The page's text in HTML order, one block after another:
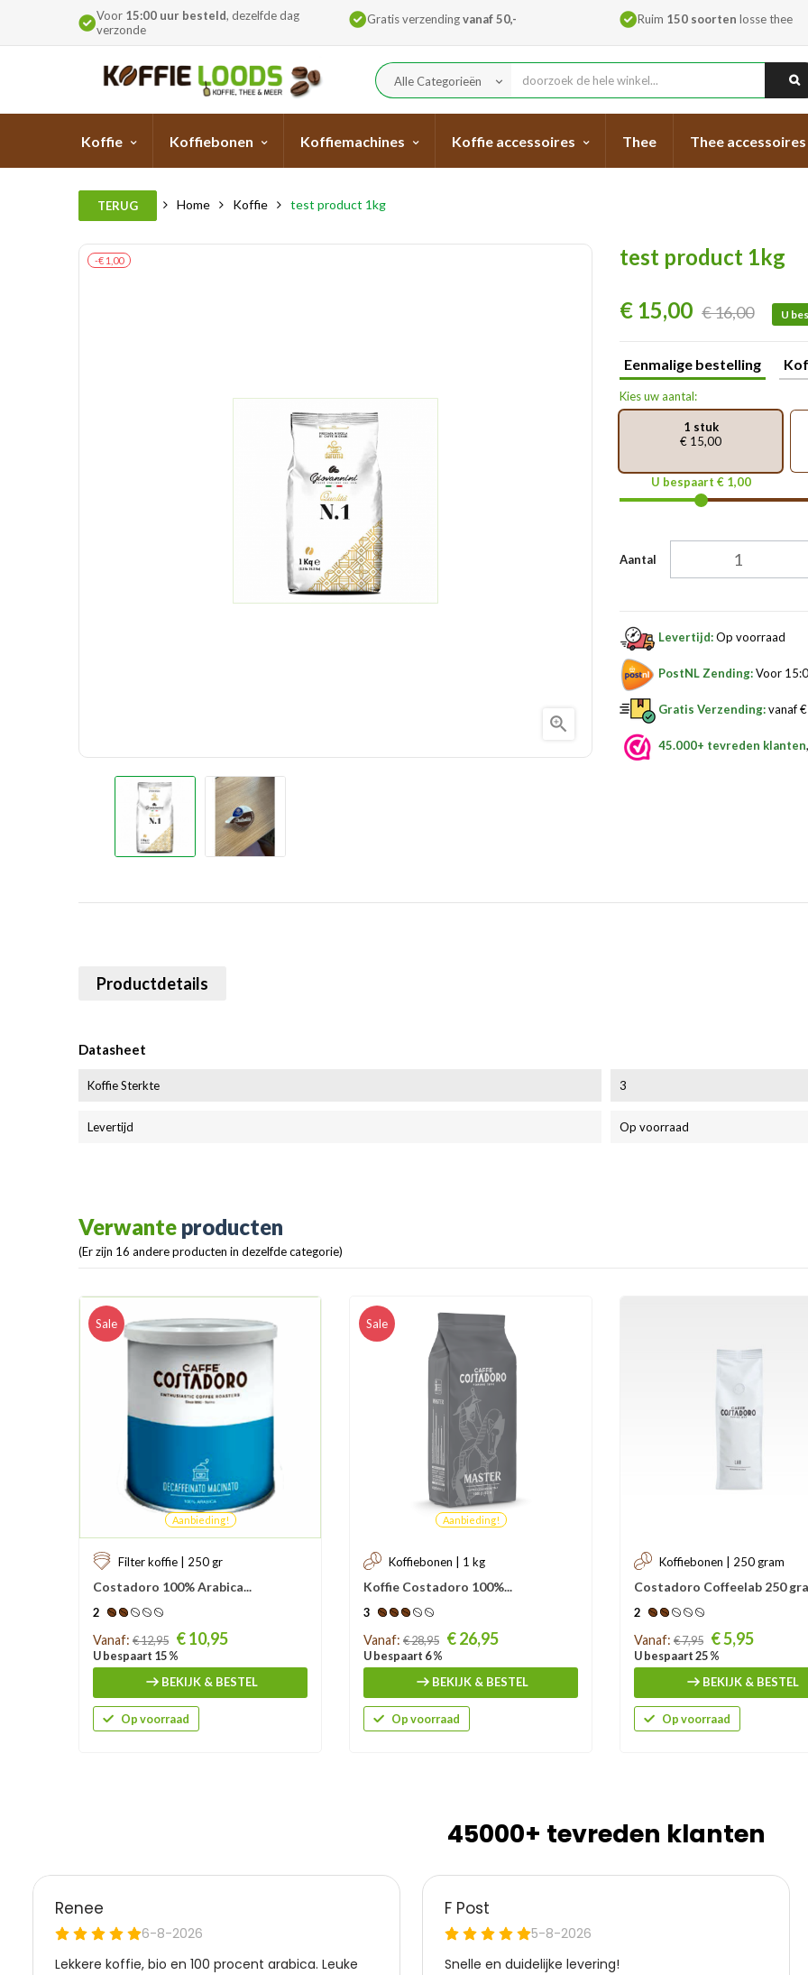
Voor 15:00 uur besteld, dezelfde dag
verzonde
Gratis verzendingvanaf 50,- Ruim 150 soorten losse thee
Alle Categorieën keyboard_arrow_down
Koffie Koffiebonen Koffiemachines Koffie accessoires Thee Thee accessoires
TERUG Home Koffie test product 1kg
-€ 1,00

test product 1kg
€ 15,00 € 16,00 U
Eenmalige bestelling
Kies uw aantal:
1 stuk
€ 15,00
U bespaart € 1,00
Aantal
Levertijd:Op voorraad
PostNL Zending:Voor
Gratis Verzending:vanaf
45.000+ tevreden klanten
Productdetails
Datasheet
Koffie Sterkte 3
Levertijd Op voorraad
Verwante producten
(Er zijn 16 andere producten in dezelfde categorie)
Sale
Aanbieding!
Filter koffie | 250 gr
Costadoro 100% Arabica...
2
Prijs
Vanaf: € 12,95 € 10,95
U bespaart 15 %
BEKIJK & BESTEL
Op voorraad
Sale
Aanbieding!
Koffiebonen | 1 kg
Koffie Costadoro 100%...
3
Prijs
Vanaf: € 28,95 € 26,95
U bespaart 6 %
BEKIJK & BESTEL
Op voorraad
Koffiebonen | 250 gram
Costadoro Coffeelab 250
2
Prijs
Vanaf: € 7,95 € 5,95
U bespaart 25 %
BEKIJK & BESTEL
Op voorraad
45000+ tevreden klanten